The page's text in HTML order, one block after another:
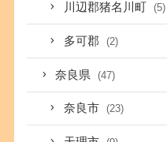
川辺郡猪名川町 (5)
多可郡 (2)
奈良県 (47)
奈良市 (23)